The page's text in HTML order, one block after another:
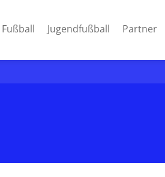
Fußball Jugendfußball Partner